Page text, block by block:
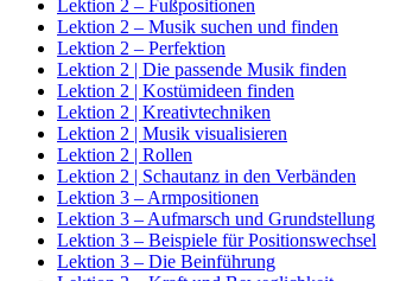
Lektion 2 – Fußpositionen
Lektion 2 – Musik suchen und finden
Lektion 2 – Perfektion
Lektion 2 | Die passende Musik finden
Lektion 2 | Kostümideen finden
Lektion 2 | Kreativtechniken
Lektion 2 | Musik visualisieren
Lektion 2 | Rollen
Lektion 2 | Schautanz in den Verbänden
Lektion 3 – Armpositionen
Lektion 3 – Aufmarsch und Grundstellung
Lektion 3 – Beispiele für Positionswechsel
Lektion 3 – Die Beinführung